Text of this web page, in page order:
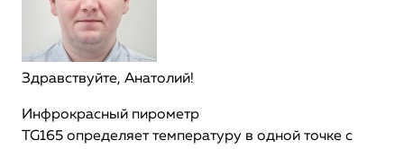
Здравствуйте, Анатолий!
Инфрокрасный пирометр
TG165 определяет температуру в одной точке с